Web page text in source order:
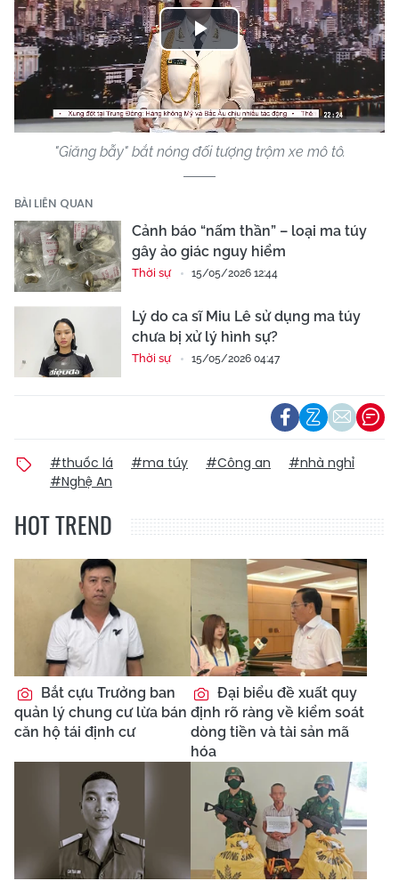
Play
Video
"Giăng bẫy" bắt nóng đối tượng trộm xe mô tô.
BÀI LIÊN QUAN
Cảnh báo “nấm thần” – loại ma túy
gây ảo giác nguy hiểm
Thời sự 15/05/2026 12:44
Lý do ca sĩ Miu Lê sử dụng ma túy
chưa bị xử lý hình sự?
Thời sự 15/05/2026 04:47
#thuốc lá #ma túy #Công an
#nhà nghỉ
#Nghệ An
HOT TREND
Bắt cựu Trưởng ban
quản lý chung cư lừa bán
căn hộ tái định cư
Đại biểu đề xuất quy
định rõ ràng về kiểm soát
dòng tiền và tài sản mã
hóa